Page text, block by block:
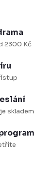
2300 Kč
skladem